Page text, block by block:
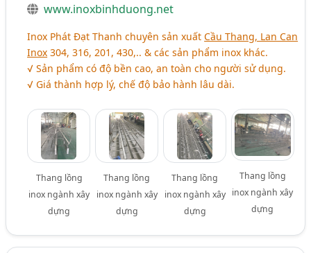
www.inoxbinhduong.net
Inox Phát Đạt Thanh chuyên sản xuấtCầu Thang, Lan Can
Inox 304, 316, 201, 430,.. & các sản phẩm inox khác.
√ Sản phẩm có độ bền cao, an toàn cho người sử dụng.
√ Giá thành hợp lý, chế độ bảo hành lâu dài.
Thang lồng
inox ngành xây
dựng
Thang lồng
inox ngành xây
dựng
Thang lồng
inox ngành xây
dựng
Thang lồng
inox ngành xây
dựng